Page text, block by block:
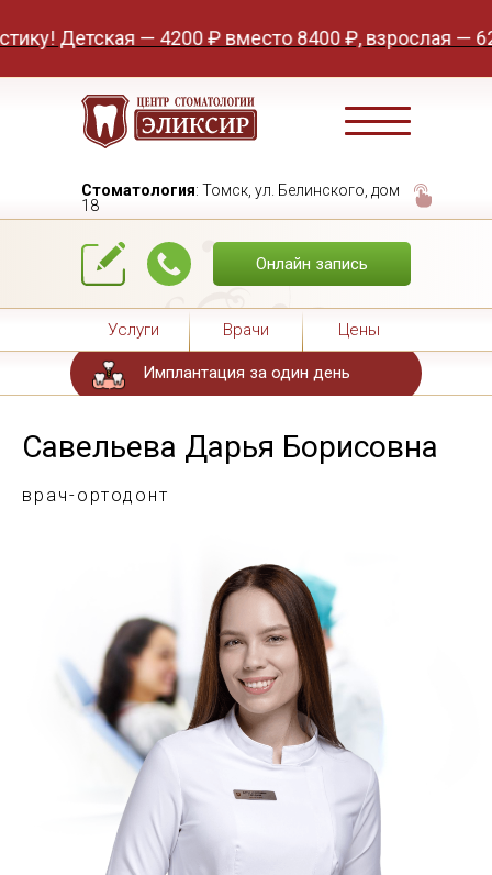
Детская — 4200 ₽ вместо 8400 ₽, взрослая — 6200
Стоматология: Томск, ул. Белинского, дом
18
Онлайн запись
Услуги Врачи Цены
Имплантация за один день
Савельева Дарья Борисовна
врач-ортодонт